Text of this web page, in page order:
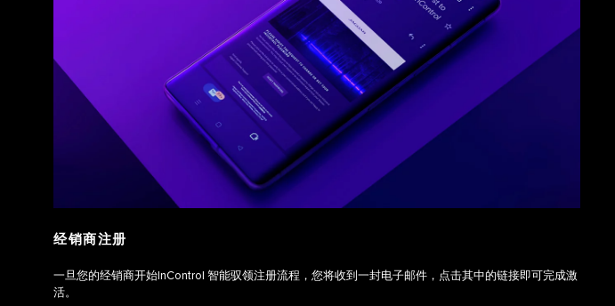
经销商注册
一旦您的经销商开始InControl 智能驭领注册流程，您将收到一封电子邮件，点击其中的链接即可完成激
活。